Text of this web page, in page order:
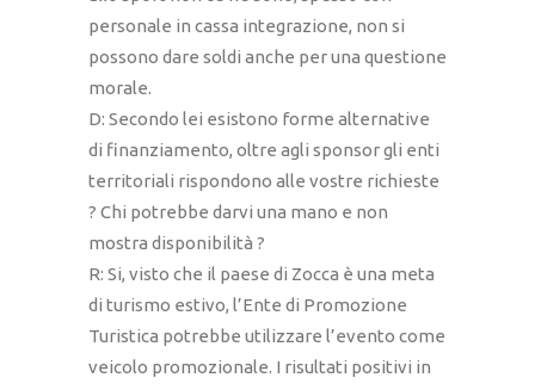
personale in cassa integrazione, non si
possono dare soldi anche per una questione
morale.
D: Secondo lei esistono forme alternative
di finanziamento, oltre agli sponsor gli enti
territoriali rispondono alle vostre richieste
? Chi potrebbe darvi una mano e non
mostra disponibilità ?
R: Si, visto che il paese di Zocca è una meta
di turismo estivo, l’Ente di Promozione
Turistica potrebbe utilizzare l’evento come
veicolo promozionale. I risultati positivi in